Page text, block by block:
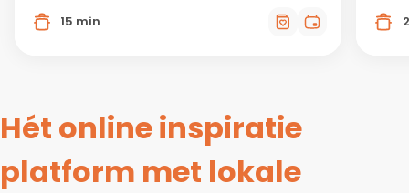
15 min
Hét online inspiratie
platform met lokale